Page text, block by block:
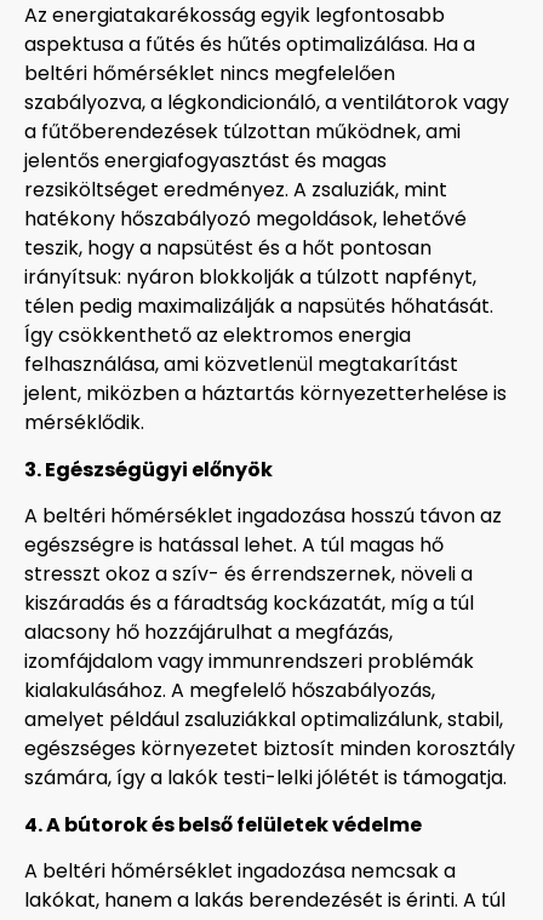
Az energiatakarékosság egyik legfontosabb
aspektusa a fűtés és hűtés optimalizálása. Ha a
beltéri hőmérséklet nincs megfelelően
szabályozva, a légkondicionáló, a ventilátorok vagy
a fűtőberendezések túlzottan működnek, ami
jelentős energiafogyasztást és magas
rezsiköltséget eredményez. A zsaluziák, mint
hatékony hőszabályozó megoldások, lehetővé
teszik, hogy a napsütést és a hőt pontosan
irányítsuk: nyáron blokkolják a túlzott napfényt,
télen pedig maximalizálják a napsütés hőhatását.
Így csökkenthető az elektromos energia
felhasználása, ami közvetlenül megtakarítást
jelent, miközben a háztartás környezetterhelése is
mérséklődik.
3. Egészségügyi előnyök
A beltéri hőmérséklet ingadozása hosszú távon az
egészségre is hatással lehet. A túl magas hő
stresszt okoz a szív- és érrendszernek, növeli a
kiszáradás és a fáradtság kockázatát, míg a túl
alacsony hő hozzájárulhat a megfázás,
izomfájdalom vagy immunrendszeri problémák
kialakulásához. A megfelelő hőszabályozás,
amelyet például zsaluziákkal optimalizálunk, stabil,
egészséges környezetet biztosít minden korosztály
számára, így a lakók testi-lelki jólétét is támogatja.
4. A bútorok és belső felületek védelme
A beltéri hőmérséklet ingadozása nemcsak a
lakókat, hanem a lakás berendezését is érinti. A túl